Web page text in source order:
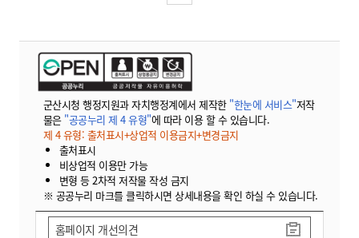
군산시청 행정지원과 자치행정계에서 제작한 "한눈에 서비스"저작
물은 "공공누리 제 4 유형"에 따라 이용 할 수 있습니다.
제 4 유형: 출처표시+상업적 이용금지+변경금지
출처표시
비상업적 이용만 가능
변형 등 2차적 저작물 작성 금지
※ 공공누리 마크를 클릭하시면 상세내용을 확인 하실 수 있습니다.
홈페이지 개선의견